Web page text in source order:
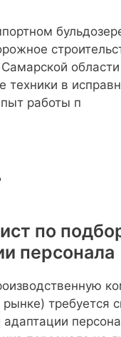
области
техники в
работы п
по
персонала
требуется